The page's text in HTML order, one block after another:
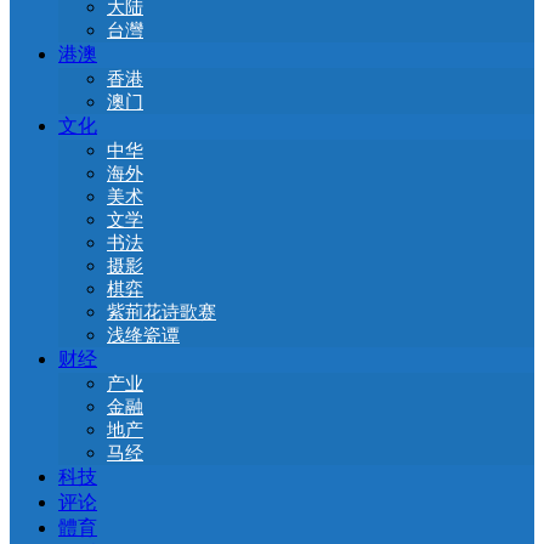
大陆
台灣
港澳
香港
澳门
文化
中华
海外
美术
文学
书法
摄影
棋弈
紫荊花诗歌赛
浅绛瓷谭
财经
产业
金融
地产
马经
科技
评论
體育